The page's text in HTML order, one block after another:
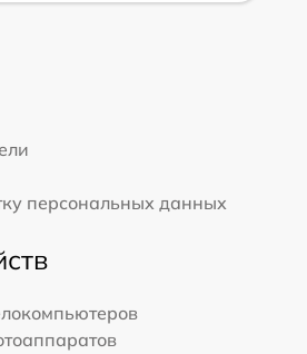
персональных данных